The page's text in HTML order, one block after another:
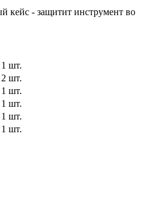
кейс - защитит инструмент во
1 шт.
2 шт.
1 шт.
1 шт.
1 шт.
1 шт.